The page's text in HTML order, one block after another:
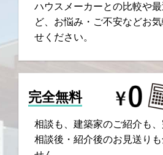
ハウスメーカーとの比較や
ど、お悩み・ご不安などお
せください。
完全無料
相談も、建築家のご紹介も、
相談後・紹介後のお見送り